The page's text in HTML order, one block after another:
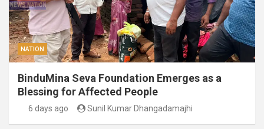
NATION
BinduMina Seva Foundation Emerges as a
Blessing for Affected People
6 days ago Sunil Kumar Dhangadamajhi